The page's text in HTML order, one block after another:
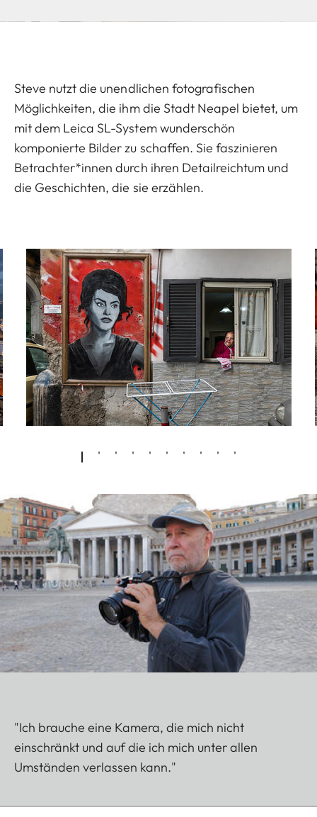
Steve nutzt die unendlichen fotografischen
Möglichkeiten, die ihm die Stadt Neapel bietet, um
mit dem Leica SL-System wunderschön
komponierte Bilder zu schaffen. Sie faszinieren
Betrachter*innen durch ihren Detailreichtum und
die Geschichten, die sie erzählen.
"Ich brauche eine Kamera, die mich nicht
einschränkt und auf die ich mich unter allen
Umständen verlassen kann."